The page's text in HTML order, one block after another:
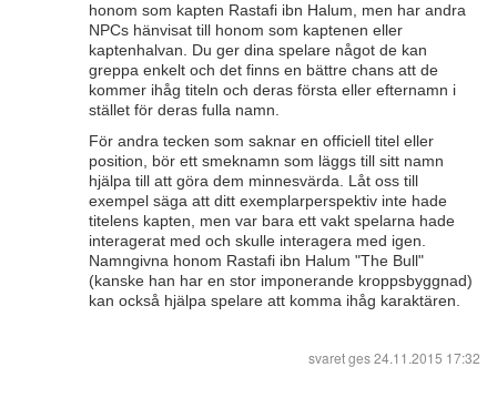
honom som kapten Rastafi ibn Halum, men har andra
NPCs hänvisat till honom som kaptenen eller
kaptenhalvan. Du ger dina spelare något de kan
greppa enkelt och det finns en bättre chans att de
kommer ihåg titeln och deras första eller efternamn i
stället för deras fulla namn.
För andra tecken som saknar en officiell titel eller
position, bör ett smeknamn som läggs till sitt namn
hjälpa till att göra dem minnesvärda. Låt oss till
exempel säga att ditt exemplarperspektiv inte hade
titelens kapten, men var bara ett vakt spelarna hade
interagerat med och skulle interagera med igen.
Namngivna honom Rastafi ibn Halum "The Bull"
(kanske han har en stor imponerande kroppsbyggnad)
kan också hjälpa spelare att komma ihåg karaktären.
svaret ges24.11.2015 17:32